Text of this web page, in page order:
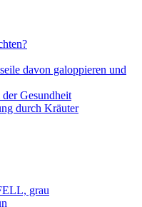
davon galoppieren und
Gesundheit
durch Kräuter
grau